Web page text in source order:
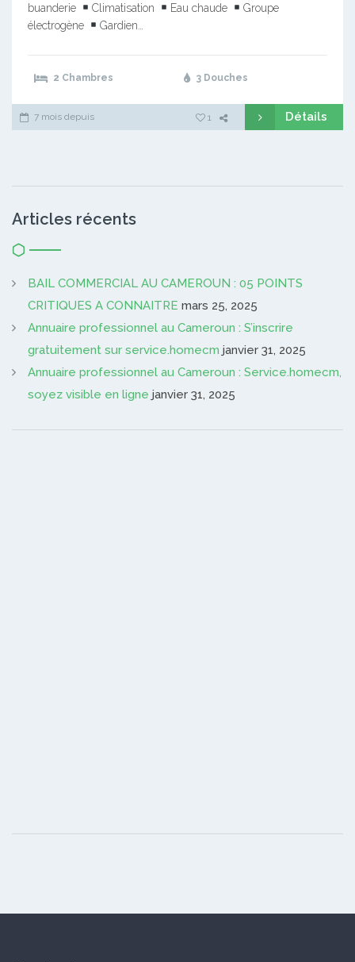
buanderie
Climatisation Eau chaude
Groupe
électrogène
Gardien…
2 Chambres 3 Douches
7 mois depuis 1 Détails
Articles récents
BAIL COMMERCIAL AU CAMEROUN : 05 POINTS
CRITIQUES A CONNAITRE mars 25, 2025
Annuaire professionnel au Cameroun : S’inscrire
gratuitement sur service.homecm janvier 31, 2025
Annuaire professionnel au Cameroun : Service.homecm,
soyez visible en ligne janvier 31, 2025